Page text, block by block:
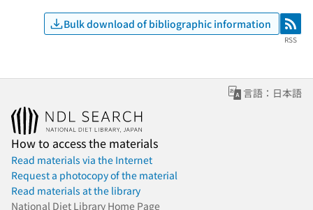
Bulk download of bibliographic information RSS
RSS
言語：日本語
How to access the materials
Read materials via the Internet
Request a photocopy of the material
Read materials at the library
National Diet Library Home Page